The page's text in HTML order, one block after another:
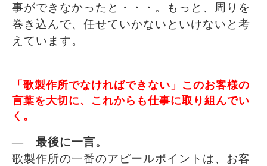
事ができなかったと・・・。もっと、周りを
巻き込んで、任せていかないといけないと考
えています。
「歌製作所でなければできない」このお客様の
言葉を大切に、これからも仕事に取り組んでい
く。
― 最後に一言。
歌製作所の一番のアピールポイントは、お客